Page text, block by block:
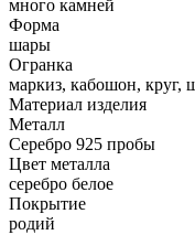
много камней
Форма
шары
Огранка
маркиз, кабошон, круг,
Материал изделия
Металл
Серебро 925 пробы
Цвет металла
серебро белое
Покрытие
родий